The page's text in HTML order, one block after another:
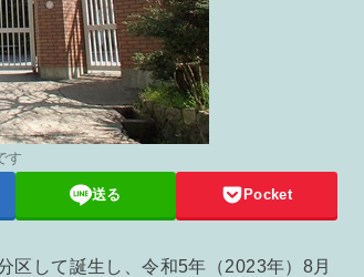
す
送る Pocket
区して誕生し、令和5年（2023年）8月